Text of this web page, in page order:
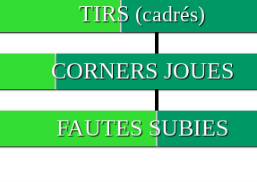
TIRS (cadrés)
CORNERS JOUES
FAUTES SUBIES